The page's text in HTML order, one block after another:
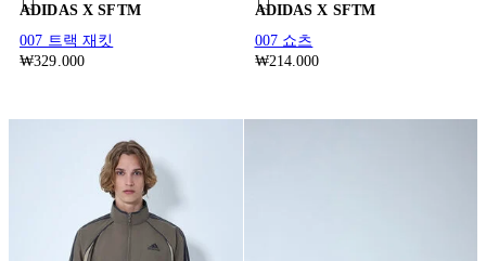
ADIDAS X SFTM
007 트랙 재킷
₩329.000
ADIDAS X SFTM
007 쇼츠
₩214.000